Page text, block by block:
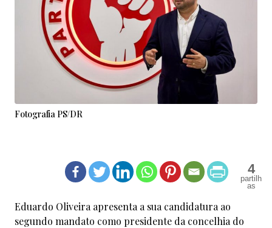
Fotografia PS/DR
4
Eduardo Oliveira apresenta a sua candidatura ao
segundo mandato como presidente da concelhia do